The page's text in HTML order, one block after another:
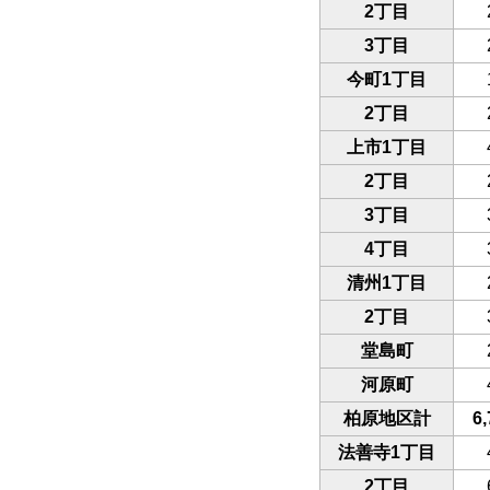
2丁目
3丁目
今町1丁目
2丁目
上市1丁目
2丁目
3丁目
4丁目
清州1丁目
2丁目
堂島町
河原町
柏原地区計
法善寺1丁目
2丁目